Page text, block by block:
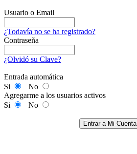
Usuario o Email
¿Todavía no se ha registrado?
Contraseña
¿Olvidó su Clave?
Entrada automática
Si
No
Agregarme a los usuarios activos
Si
No
Entrar a Mi Cuenta